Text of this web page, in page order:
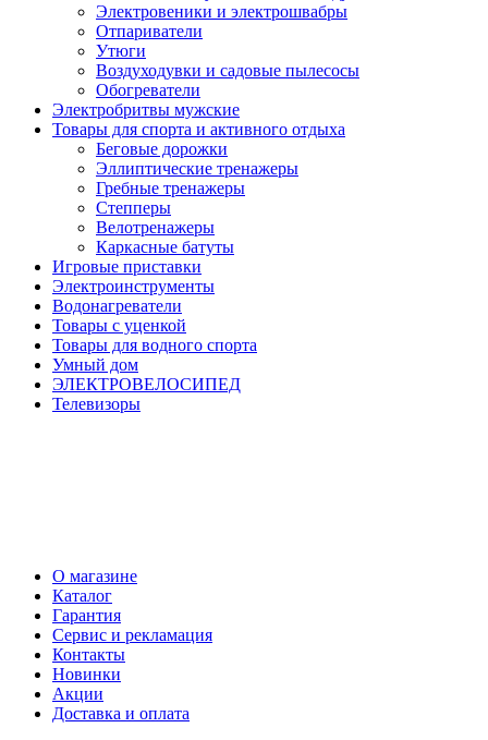
Электровеники и электрошвабры
Отпариватели
Утюги
Воздуходувки и садовые пылесосы
Обогреватели
Электробритвы мужские
Товары для спорта и активного отдыха
Беговые дорожки
Эллиптические тренажеры
Гребные тренажеры
Степперы
Велотренажеры
Каркасные батуты
Игровые приставки
Электроинструменты
Водонагреватели
Товары с уценкой
Товары для водного спорта
Умный дом
ЭЛЕКТРОВЕЛОСИПЕД
Телевизоры
О магазине
Каталог
Гарантия
Сервис и рекламация
Контакты
Новинки
Акции
Доставка и оплата